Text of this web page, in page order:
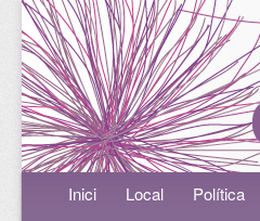
Menú principalAneu al contingut principal
Aneu al contingut
Inici Local Política